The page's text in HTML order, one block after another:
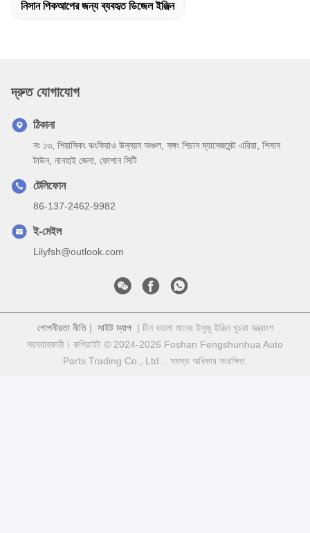
নিসান পিকআপের জন্য ব্যবহৃত ডিজেল ইঞ্জিন
দ্রুত যোগাযোগ
ঠিকানা
নং ১৩, শিয়াসিকং ঝংকিয়াও উন্নয়ন অঞ্চল, সঙ্গং শিচান ম্যানেজমেন্ট এরিয়া, শিসান
টাউন, নানহাই জেলা, ফোশান সিটি
টেলিফোন
86-137-2462-9982
ই-মেইল
Lilyfsh@outlook.com
গোপনীয়তা নীতি| সাইট ম্যাপ| চীন ভালো মানের ইসুজু ইঞ্জিন খুচরা যন্ত্রাংশ
সরবরাহকারী। কপিরাইট © 2024-2026 Foshan Fengshunhua Auto
Parts Trading Co., Ltd. . সমস্ত অধিকার সংরক্ষিত.